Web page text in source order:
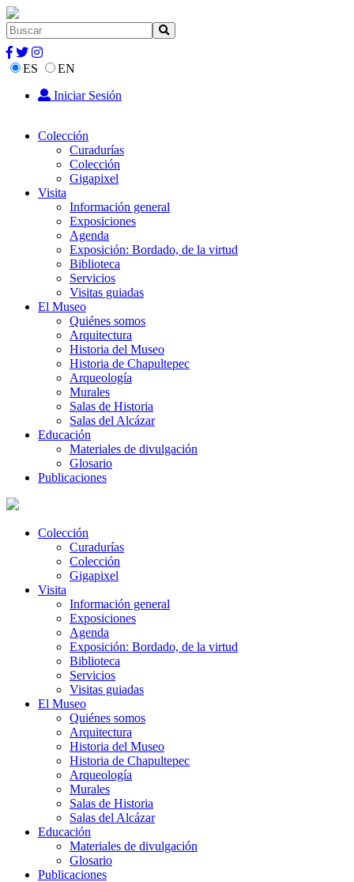
ES
EN
Iniciar Sesión
Colección
Curadurías
Colección
Gigapixel
Visita
Información general
Exposiciones
Agenda
Exposición: Bordado, de la virtud
Biblioteca
Servicios
Visitas guiadas
El Museo
Quiénes somos
Arquitectura
Historia del Museo
Historia de Chapultepec
Arqueología
Murales
Salas de Historia
Salas del Alcázar
Educación
Materiales de divulgación
Glosario
Publicaciones
Colección
Curadurías
Colección
Gigapixel
Visita
Información general
Exposiciones
Agenda
Exposición: Bordado, de la virtud
Biblioteca
Servicios
Visitas guiadas
El Museo
Quiénes somos
Arquitectura
Historia del Museo
Historia de Chapultepec
Arqueología
Murales
Salas de Historia
Salas del Alcázar
Educación
Materiales de divulgación
Glosario
Publicaciones